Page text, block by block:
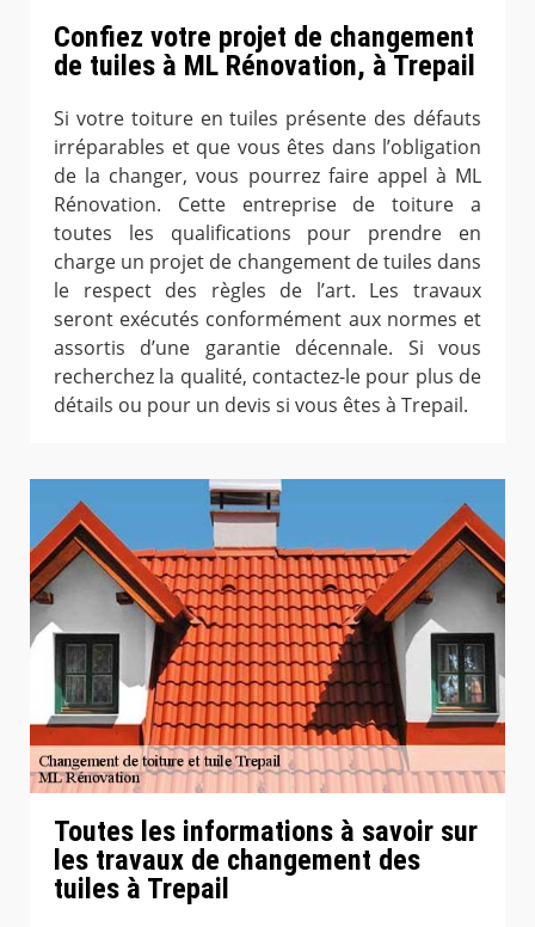
Confiez votre projet de changement
de tuiles à ML Rénovation, à Trepail
Si votre toiture en tuiles présente des défauts
irréparables et que vous êtes dans l’obligation
de la changer, vous pourrez faire appel à ML
Rénovation. Cette entreprise de toiture a
toutes les qualifications pour prendre en
charge un projet de changement de tuiles dans
le respect des règles de l’art. Les travaux
seront exécutés conformément aux normes et
assortis d’une garantie décennale. Si vous
recherchez la qualité, contactez-le pour plus de
détails ou pour un devis si vous êtes à Trepail.
Toutes les informations à savoir sur
les travaux de changement des
tuiles à Trepail